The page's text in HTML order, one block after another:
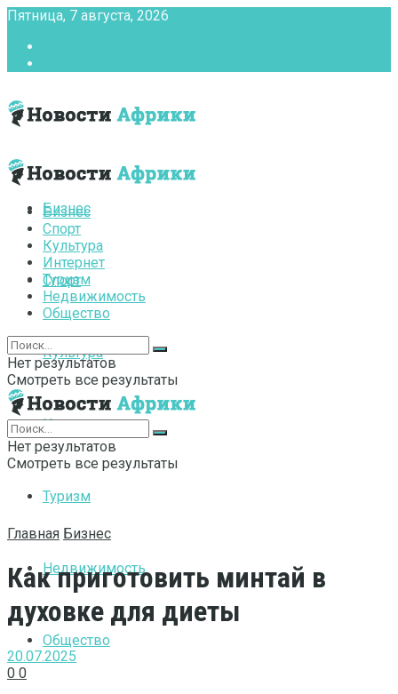
Пятница, 7 августа, 2026
Бизнес
Спорт
Культура
Интернет
Туризм
Недвижимость
Общество
Бизнес
Спорт
Культура
Интернет
Туризм
Недвижимость
Общество
Нет результатов
Смотреть все результаты
Нет результатов
Смотреть все результаты
Главная Бизнес
Как приготовить минтай в
духовке для диеты
20.07.2025
0 0